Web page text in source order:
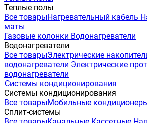
Теплые полы
Все товарыНагревательный кабель
маты
Газовые колонки Водонагреватели
Водонагреватели
Все товарыЭлектрические
водонагреватели Электрические
водонагреватели
Системы кондиционирования
Системы кондиционирования
Все товарыМобильные
Сплит-системы